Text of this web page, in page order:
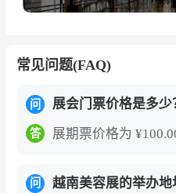
买家双方建立一个全新
以精准的市场定位和优
助力企业扬帆出海。越
妆品企业进军越南最佳
越南胡志明美容及化
常见问题(FAQ)
问 展会门票价格是多少
答 展期票价格为
问 越南美容展的举办地